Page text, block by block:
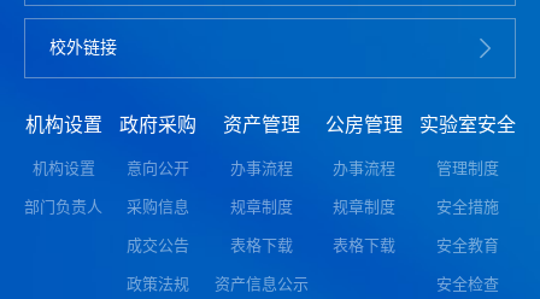
校外链接
机构设置
机构设置
部门负责人
政府采购
意向公开
采购信息
成交公告
政策法规
资产管理
办事流程
规章制度
表格下载
资产信息公示
公房管理
办事流程
规章制度
表格下载
实验室安全
管理制度
安全措施
安全教育
安全检查